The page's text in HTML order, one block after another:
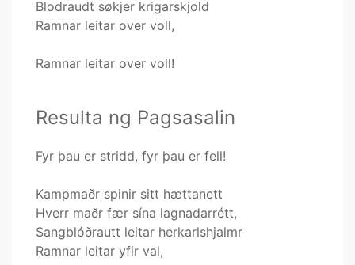
Blodraudt søkjer krigarskjold
Ramnar leitar over voll,
Ramnar leitar over voll!
Resulta ng Pagsasalin
Fyr þau er stridd, fyr þau er fell!
Kampmaðr spinir sitt hættanett
Hverr maðr fær sína lagnadarrétt,
Sangblóðrautt leitar herkarlshjalmr
Ramnar leitar yfir val,